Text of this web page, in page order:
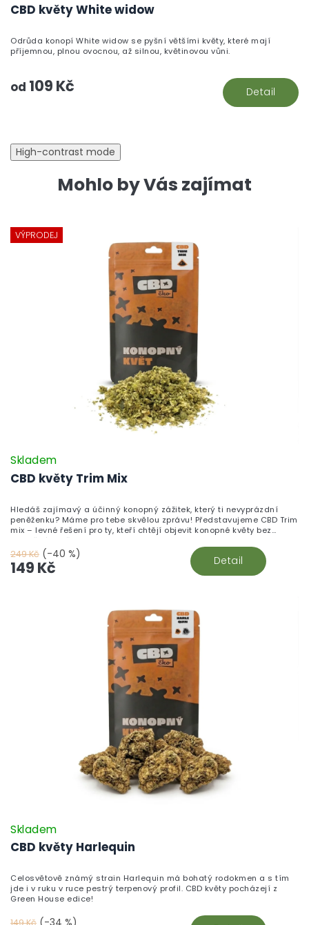
CBD květy White widow
od 109 Kč Detail
Odrůda konopí White widow se pyšní většími květy, které mají
příjemnou, plnou ovocnou, až silnou, květinovou vůni.
High-contrast mode
Mohlo by Vás zajímat
VÝPRODEJ
CBD květy Trim Mix
Skladem
249 Kč (-40 %)
149 Kč Detail
Hledáš zajímavý a účinný konopný zážitek, který ti nevyprázdní
peněženku? Máme pro tebe skvělou zprávu! Představujeme CBD Trim
mix – levné řešení pro ty, kteří chtějí objevit konopné květy bez
zbytečného přepychu.
CBD květy Harlequin
Skladem
Celosvětově známý strain Harlequin má bohatý rodokmen a s tím
jde i v ruku v ruce pestrý terpenový profil. CBD květy pocházejí z
Green House edice!